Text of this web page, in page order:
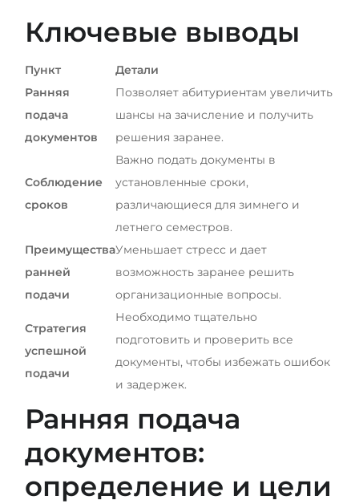
Ключевые выводы
Пункт
Детали
Ранняя
подача
документов
Позволяет абитуриентам увеличить
шансы на зачисление и получить
решения заранее.
Соблюдение
сроков
Важно подать документы в
установленные сроки,
различающиеся для зимнего и
летнего семестров.
Преимущества
ранней
подачи
Уменьшает стресс и дает
возможность заранее решить
организационные вопросы.
Стратегия
успешной
подачи
Необходимо тщательно
подготовить и проверить все
документы, чтобы избежать ошибок
и задержек.
Ранняя подача
документов:
определение и цели